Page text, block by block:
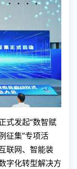
式发起“数智赋
征集”专项活
联网、智能装
字化转型解决方